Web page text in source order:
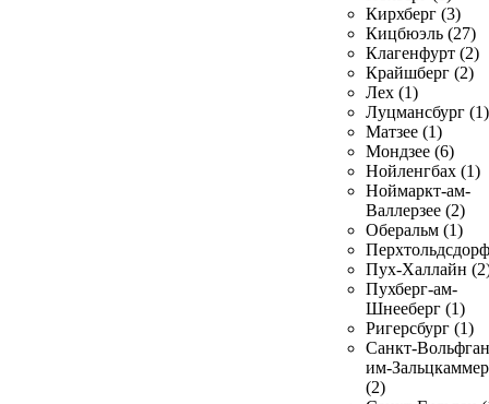
Кирхберг (3)
Кицбюэль (27)
Клагенфурт (2)
Крайшберг (2)
Лех (1)
Луцмансбург (1)
Матзее (1)
Мондзее (6)
Нойленгбах (1)
Ноймаркт-ам-
Валлерзее (2)
Оберальм (1)
Пух-Халлайн
Пухберг-ам-
Шнееберг (1)
Ригерсбург (1)
Санкт-
им-
(2)